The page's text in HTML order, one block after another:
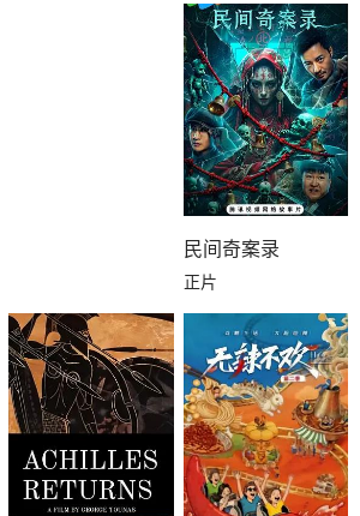
民间奇案录
正片